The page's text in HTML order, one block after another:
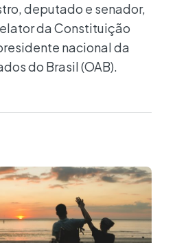
deputado e senador,
da Constituição
nacional da
do Brasil (OAB).